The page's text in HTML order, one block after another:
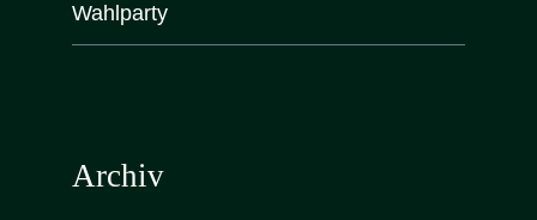
Wahlparty
Archiv